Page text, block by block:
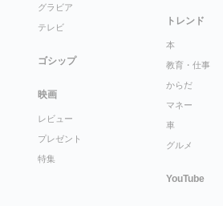
グラビア
テレビ
ゴシップ
映画
レビュー
プレゼント
特集
トレンド
本
教育・仕事
からだ
マネー
車
グルメ
YouTube